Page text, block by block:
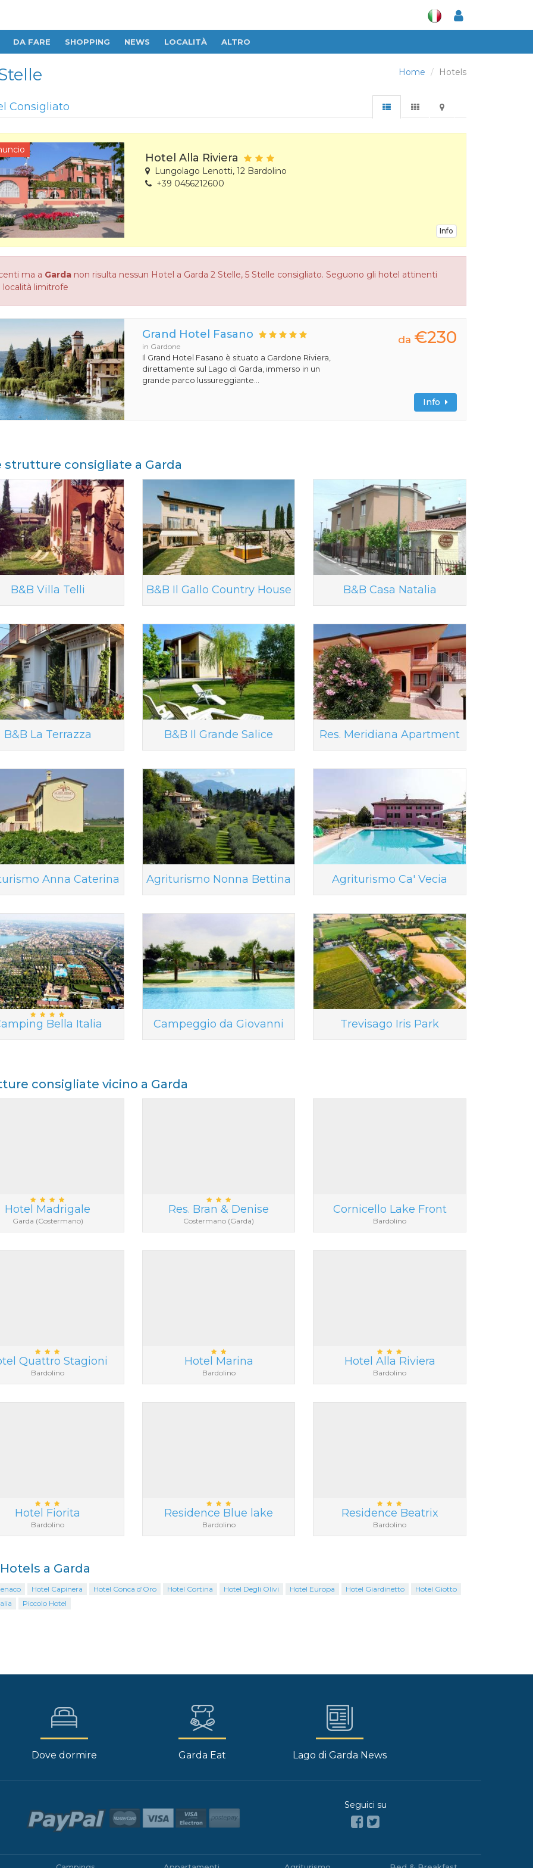
DA FARE SHOPPING NEWS LOCALITÀ ALTRO
Home Hotels
Consigliato
Hotel Alla Riviera
Lungolago Lenotti, 12 Bardolino
+39 0456212600
Info
ma a Gardanon risulta nessun Hotel a Garda 2 Stelle, 5 Stelle consigliato. Seguono gli hotel attinenti
località limitrofe
Grand Hotel Fasano
in Gardone
Il Grand Hotel Fasano è situato a Gardone Riviera,
direttamente sul Lago di Garda, immerso in un
grande parco lussureggiante...
da €230
Info
strutture consigliate a Garda
B&B Villa Telli B&B Il Gallo Country House B&B Casa Natalia
B&B La Terrazza B&B Il Grande Salice Res. Meridiana Apartment
Anna Caterina Agriturismo Nonna Bettina Agriturismo Ca' Vecia
Bella Italia Campeggio da Giovanni Trevisago Iris Park
consigliate vicino a Garda
Hotel Madrigale
Garda (Costermano)
Res. Bran & Denise
Costermano (Garda)
Cornicello Lake Front
Bardolino
Quattro Stagioni
Bardolino
Hotel Marina
Bardolino
Hotel Alla Riviera
Bardolino
Hotel Fiorita
Bardolino
Residence Blue lake
Bardolino
Residence Beatrix
Bardolino
a Garda
Hotel Capinera Hotel Conca d'Oro Hotel Cortina Hotel Degli Olivi Hotel Europa Hotel Giardinetto
Hotel Giotto
Piccolo Hotel
Dove dormire Garda Eat Lago di Garda News
Seguici su